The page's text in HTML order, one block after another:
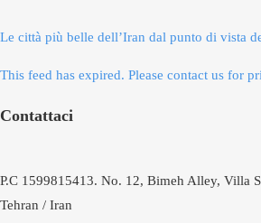
Le città più belle dell’Iran dal punto di vista
This feed has expired. Please contact us for
Contattaci
P.C 1599815413. No. 12, Bimeh Alley, Villa
Tehran / Iran